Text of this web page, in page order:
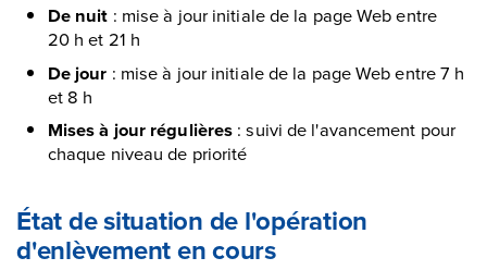
De nuit : mise à jour initiale de la page Web entre
20 h et 21 h
De jour : mise à jour initiale de la page Web entre 7 h
et 8 h
Mises à jour régulières : suivi de l'avancement pour
chaque niveau de priorité
État de situation de l'opération
d'enlèvement en cours